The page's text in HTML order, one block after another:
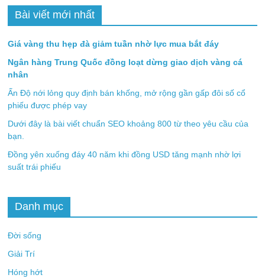
Bài viết mới nhất
Giá vàng thu hẹp đà giảm tuần nhờ lực mua bắt đáy
Ngân hàng Trung Quốc đồng loạt dừng giao dịch vàng cá
nhân
Ấn Độ nới lỏng quy định bán khống, mở rộng gần gấp đôi số cổ
phiếu được phép vay
Dưới đây là bài viết chuẩn SEO khoảng 800 từ theo yêu cầu của
bạn.
Đồng yên xuống đáy 40 năm khi đồng USD tăng mạnh nhờ lợi
suất trái phiếu
Danh mục
Đời sống
Giải Trí
Hóng hớt